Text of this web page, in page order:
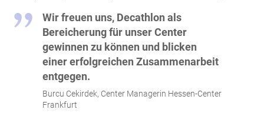
Wir freuen uns, Decathlon als
Bereicherung für unser Center
gewinnen zu können und blicken
einer erfolgreichen Zusammenarbeit
entgegen.
Burcu Cekirdek, Center Managerin Hessen-Center
Frankfurt